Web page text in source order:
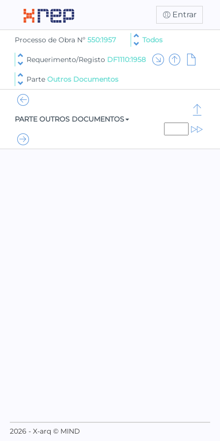
Entrar
Processo de Obra Nº 550:1957 Todos
Requerimento/Registo DF1110:1958
Parte Outros Documentos
PARTE OUTROS DOCUMENTOS
2026 - X-arq © MIND